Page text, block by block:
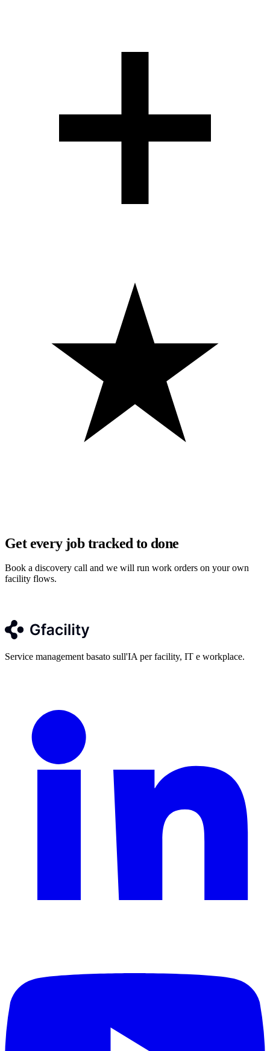
Get every job tracked to done
Book a discovery call and we will run work orders on your own
facility flows.
Service management basato sull'IA per facility, IT e workplace.